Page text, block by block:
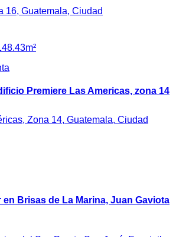
16, Guatemala, Ciudad
m²
Premiere Las Americas, zona 14
Zona 14, Guatemala, Ciudad
en Brisas de La Marina, Juan Gaviota